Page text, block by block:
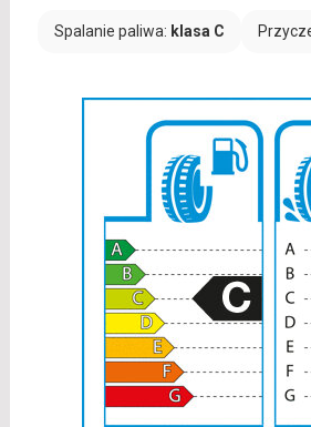
Spalanie paliwa: klasa C